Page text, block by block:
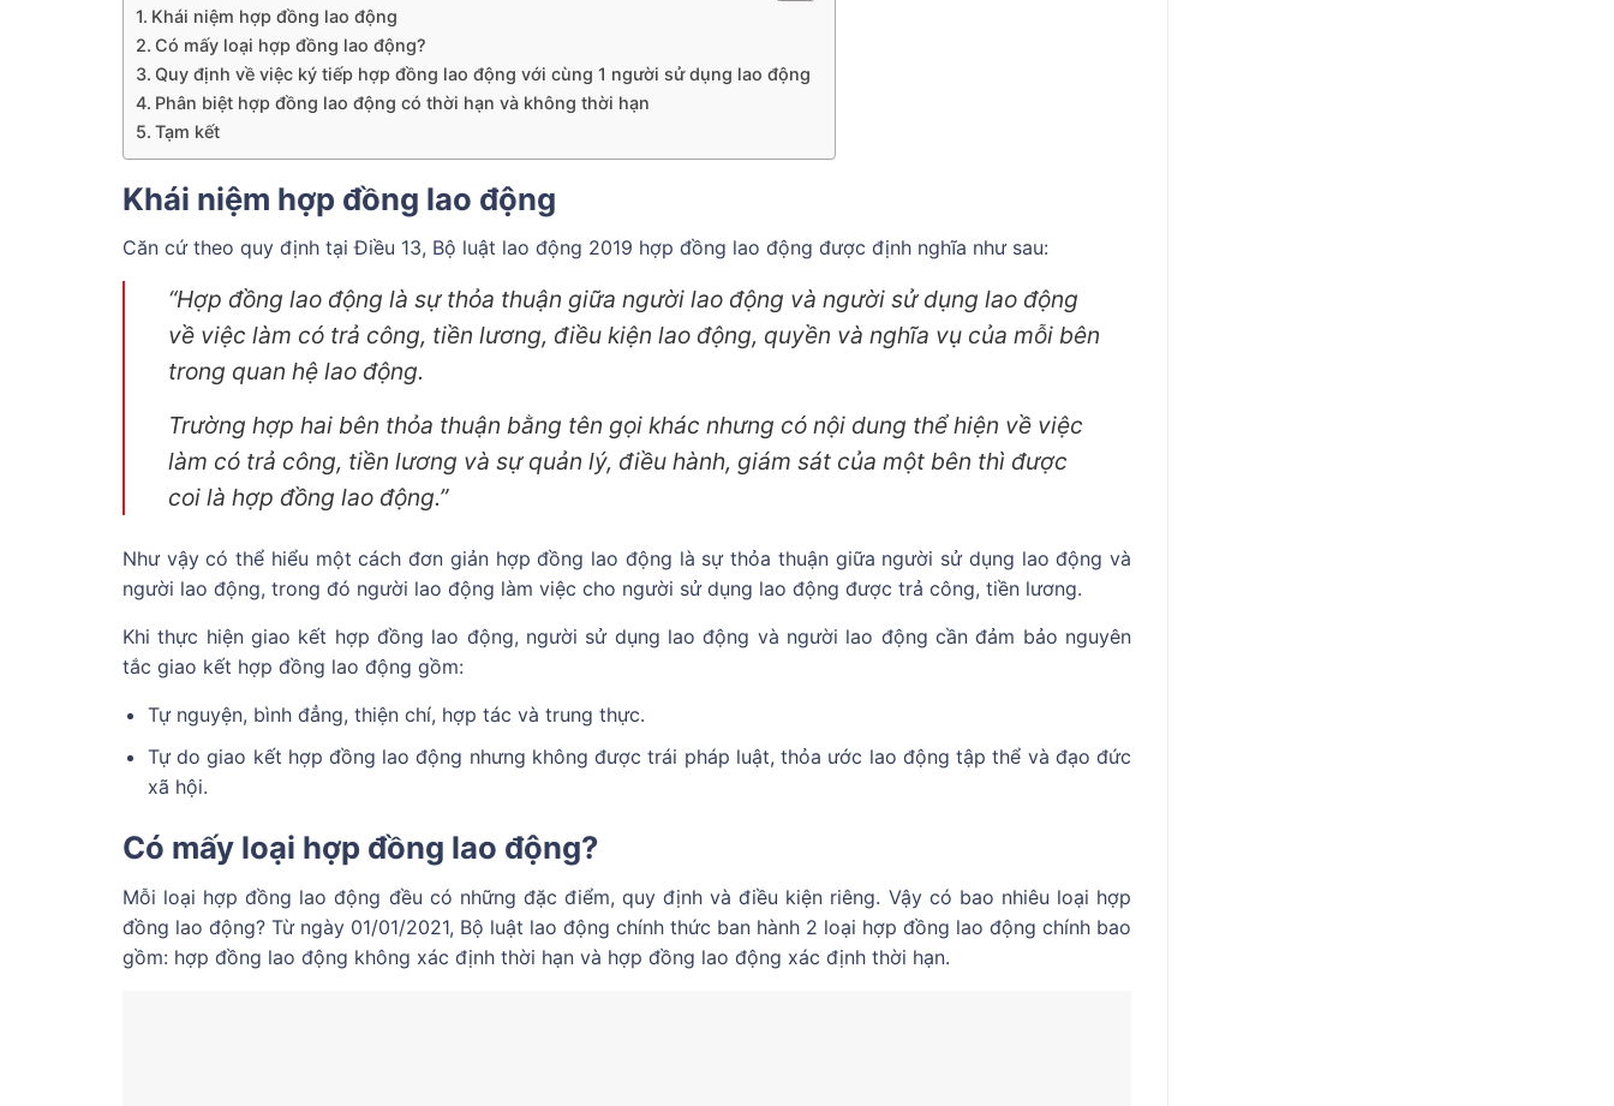
Khái niệm hợp đồng lao động
Có mấy loại hợp đồng lao động?
Quy định về việc ký tiếp hợp đồng lao động với cùng 1 người sử dụng lao động
Phân biệt hợp đồng lao động có thời hạn và không thời hạn
Tạm kết
Khái niệm hợp đồng lao động
Căn cứ theo quy định tại Điều 13, Bộ luật lao động 2019 hợp đồng lao động được định nghĩa như sau:
“Hợp đồng lao động là sự thỏa thuận giữa người lao động và người sử dụng lao động
về việc làm có trả công, tiền lương, điều kiện lao động, quyền và nghĩa vụ của mỗi bên
trong quan hệ lao động.
Trường hợp hai bên thỏa thuận bằng tên gọi khác nhưng có nội dung thể hiện về việc
làm có trả công, tiền lương và sự quản lý, điều hành, giám sát của một bên thì được
coi là hợp đồng lao động.”
Như vậy có thể hiểu một cách đơn giản hợp đồng lao động là sự thỏa thuận giữa người sử dụng lao động và
người lao động, trong đó người lao động làm việc cho người sử dụng lao động được trả công, tiền lương.
Khi thực hiện giao kết hợp đồng lao động, người sử dụng lao động và người lao động cần đảm bảo nguyên
tắc giao kết hợp đồng lao động gồm:
Tự nguyện, bình đẳng, thiện chí, hợp tác và trung thực.
Tự do giao kết hợp đồng lao động nhưng không được trái pháp luật, thỏa ước lao động tập thể và đạo đức
xã hội.
Có mấy loại hợp đồng lao động?
Mỗi loại hợp đồng lao động đều có những đặc điểm, quy định và điều kiện riêng. Vậy có bao nhiêu loại hợp
đồng lao động? Từ ngày 01/01/2021, Bộ luật lao động chính thức ban hành 2 loại hợp đồng lao động chính bao
gồm: hợp đồng lao động không xác định thời hạn và hợp đồng lao động xác định thời hạn.